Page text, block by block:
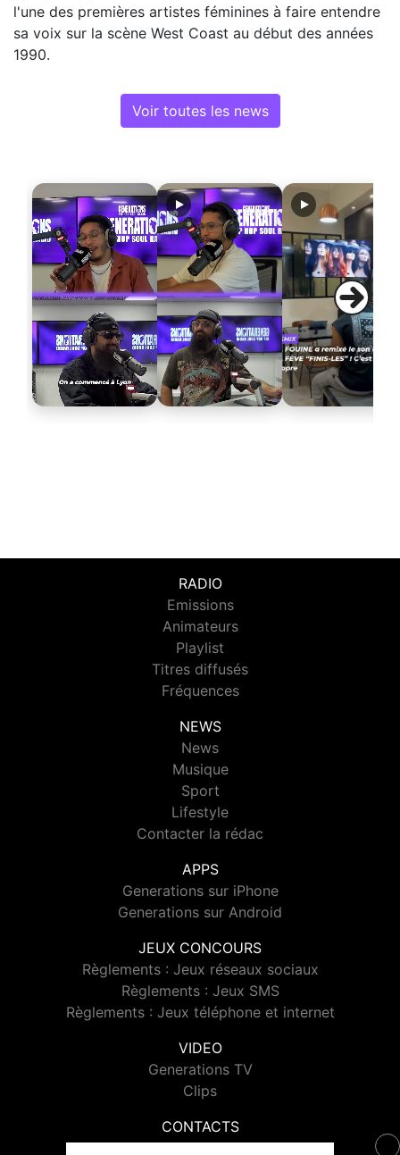
l'une des premières artistes féminines à faire entendre
sa voix sur la scène West Coast au début des années
1990.
Voir toutes les news
RADIO
Emissions
Animateurs
Playlist
Titres diffusés
Fréquences
NEWS
News
Musique
Sport
Lifestyle
Contacter la rédac
APPS
Generations sur iPhone
Generations sur Android
JEUX CONCOURS
Règlements : Jeux réseaux sociaux
Règlements : Jeux SMS
Règlements : Jeux téléphone et internet
VIDEO
Generations TV
Clips
CONTACTS
Contacter Generations